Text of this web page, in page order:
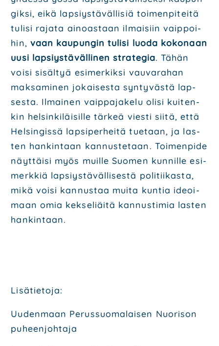
gik­si, eikä lap­siys­tä­väl­li­siä toi­men­pi­tei­tä
tuli­si raja­ta ainoas­taan ilmai­siin vaip­poi­
hin, vaan kau­pun­gin tuli­si luo­da koko­naan
uusi lap­siys­tä­väl­li­nen stra­te­gia. Tähän
voi­si sisäl­tyä esi­mer­kik­si vau­va­ra­han
mak­sa­mi­nen jokai­ses­ta syn­ty­väs­tä lap­
ses­ta. Ilmai­nen vaip­pa­ja­ke­lu oli­si kui­ten­
kin hel­sin­ki­läi­sil­le tär­keä vies­ti sii­tä, että
Hel­sin­gis­sä lap­si­per­hei­tä tue­taan, ja las­
ten han­kin­taan kan­nus­te­taan. Toi­men­pi­de
näyt­täi­si myös muil­le Suo­men kun­nil­le esi­
merk­kiä lap­siys­tä­väl­li­ses­tä poli­tii­kas­ta,
mikä voi­si kan­nus­taa mui­ta kun­tia ideoi­
maan omia kek­se­liäi­tä kan­nus­ti­mia las­ten
han­kin­taan.
Lisä­tie­to­ja:
Uuden­maan Perus­suo­ma­lai­sen Nuo­ri­son
puheen­joh­ta­ja